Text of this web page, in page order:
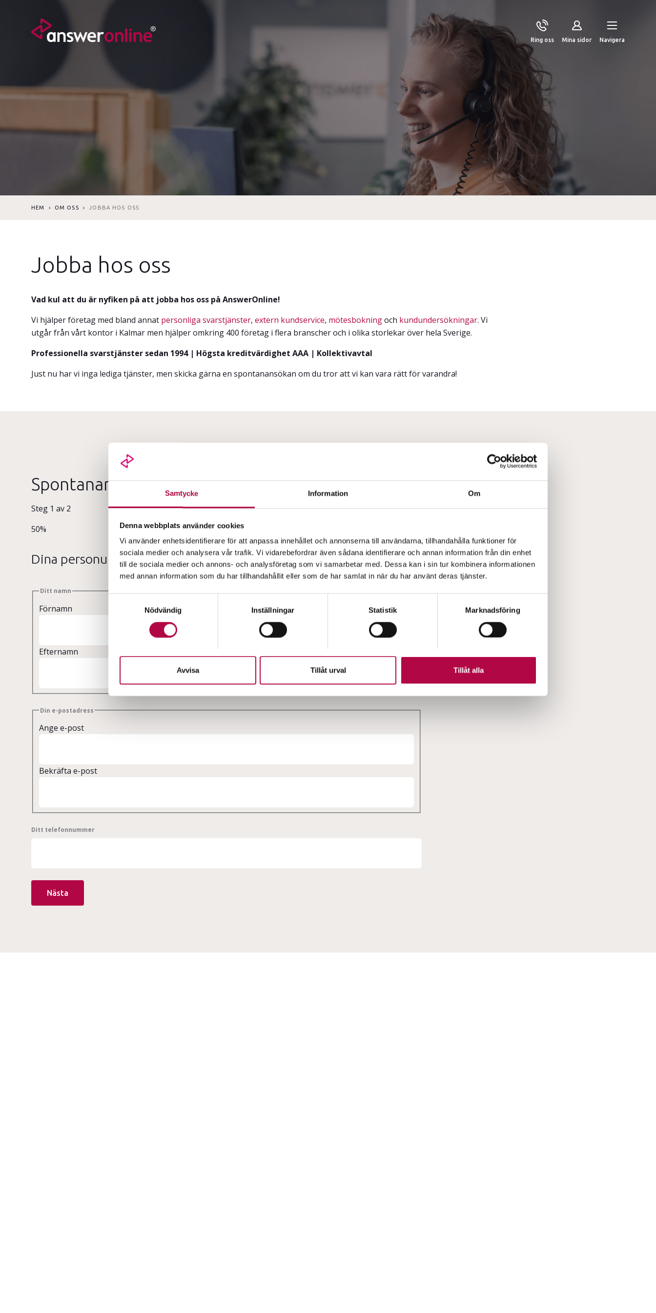
Samtycke Information Om
Denna webbplats använder cookies
Vi använder enhetsidentifierare för att anpassa innehållet och annonserna till användarna, tillhandahålla funktioner för
sociala medier och analysera vår trafik. Vi vidarebefordrar även sådana identifierare och annan information från din enhet
till de sociala medier och annons- och analysföretag som vi samarbetar med. Dessa kan i sin tur kombinera informationen
med annan information som du har tillhandahållit eller som de har samlat in när du har använt deras tjänster.
s
Nödvändig Inställningar Statistik Marknadsföring
Avvisa Tillåt urval Tillåt alla
Ring oss Mina sidor Navigera
HEM › OM OSS › JOBBA HOS OSS
Jobba hos oss
Vad kul att du är nyfiken på att jobba hos oss på AnswerOnline!
Vi hjälper företag med bland annat personliga svarstjänster, extern kundservice, mötesbokningoch kundundersökningar. Vi
utgår från vårt kontor i Kalmar men hjälper omkring 400 företag i flera branscher och i olika storlekar över hela Sverige.
Professionella svarstjänster sedan 1994 | Högsta kreditvärdighet AAA | Kollektivavtal
Just nu har vi inga lediga tjänster, men skicka gärna en spontanansökan om du tror att vi kan vara rätt för varandra!
Spontanansökan
Steg 1 av 2
50%
Dina personuppgifter
Ditt namn
Förnamn
Efternamn
Din e-postadress
Ange e-post
Bekräfta e-post
Ditt telefonnummer